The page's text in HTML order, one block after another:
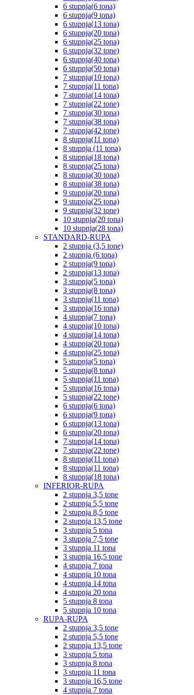
6 stupnja(6 tona)
6 stupnja(9 tona)
6 stupnja(13 tona)
6 stupnja(20 tona)
6 stupnja(25 tona)
6 stupnja(32 tone)
6 stupnja(40 tona)
6 stupnja(50 tona)
7 stupnja(10 tona)
7 stupnja(11 tona)
7 stupnja(14 tona)
7 stupnja(22 tone)
7 stupnja(30 tona)
7 stupnja(38 tona)
7 stupnja(42 tone)
8 stupnja(11 tona)
8 stupnja (11 tona)
8 stupnja(18 tona)
8 stupnja(25 tona)
8 stupnja(30 tona)
8 stupnja(38 tona)
9 stupnja(20 tona)
9 stupnja(25 tona)
9 stupnja(32 tone)
10 stupnja(20 tona)
10 stupnja(28 tona)
STANDARD-RUPA
2 stupnja (3,5 tone)
2 stupnja (6 tona)
2 stupnja(9 tona)
2 stupnja(13 tona)
3 stupnja(5 tona)
3 stupnja(8 tona)
3 stupnja(11 tona)
3 stupnja(16 tona)
4 stupnja(7 tona)
4 stupnja(10 tona)
4 stupnja(14 tona)
4 stupnja(20 tona)
4 stupnja(25 tona)
5 stupnja(5 tona)
5 stupnja(8 tona)
5 stupnja(11 tona)
5 stupnja(16 tona)
5 stupnja(22 tone)
6 stupnja(6 tona)
6 stupnja(9 tona)
6 stupnja(13 tona)
6 stupnja(20 tona)
7 stupnja(14 tona)
7 stupnja(22 tone)
8 stupnja(11 tona)
8 stupnja(11 tona)
8 stupnja(18 tona)
INFERIOR-RUPA
2 stupnja 3,5 tone
2 stupnja 5,5 tone
2 stupnja 8,5 tone
2 stupnja 13,5 tone
3 stupnja 5 tona
3 stupnja 7,5 tone
3 stupnja 11 tona
3 stupnja 16,5 tone
4 stupnja 7 tona
4 stupnja 10 tona
4 stupnja 14 tona
4 stupnja 20 tona
5 stupnja 8 tona
5 stupnja 10 tona
RUPA-RUPA
2 stupnja 3,5 tone
2 stupnja 5,5 tone
2 stupnja 13,5 tone
3 stupnja 5 tona
3 stupnja 8 tona
3 stupnja 11 tona
3 stupnja 16,5 tone
4 stupnja 7 tona